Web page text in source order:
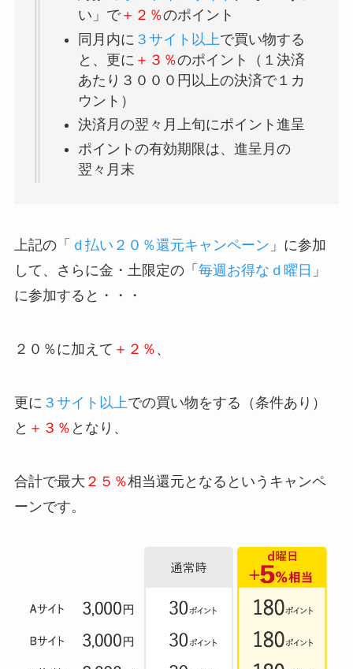
い」で＋２％のポイント
同月内に ３サイト以上で買い物する
と、更に ＋３％のポイント（１決済
あたり３０００円以上の決済で１カ
ウント）
決済月の翌々月上旬にポイント進呈
ポイントの有効期限は、進呈月の
翌々月末
上記の「 ｄ払い２０％還元キャンペーン 」に参加
して、さらに金・土限定の「 毎週お得なｄ曜日 」
に参加すると・・・
２０％に加えて ＋２％ 、
更に ３サイト以上での買い物をする（条件あり）
と ＋３％ となり、
合計で最大 ２５％相当還元となるというキャンペ
ーンです。